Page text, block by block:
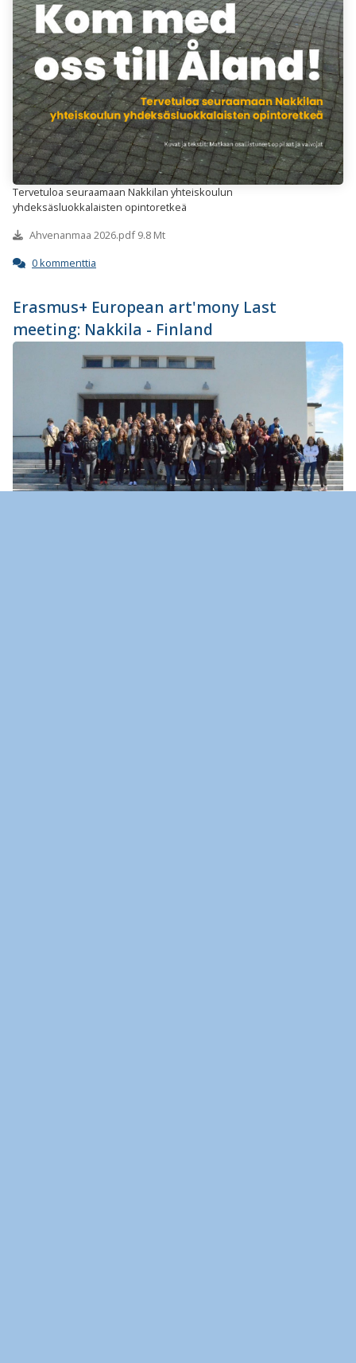
Tervetuloa seuraamaan Nakkilan yhteiskoulun
yhdeksäsluokkalaisten opintoretkeä
Ahvenanmaa 2026.pdf 9.8 Mt
0 kommenttia
Erasmus+ European art'mony Last
meeting: Nakkila - Finland